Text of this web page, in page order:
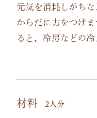
元気を消耗しがち
からだに力をつけ
ると、冷房などの冷
材料 2人分